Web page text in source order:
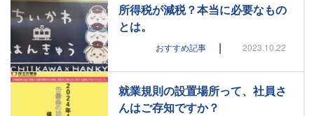
所得税が減税？本当に必要なもの
とは。
おすすめ記事 | 2023.10.22
就業規則の設置場所って、社員さ
んはご存知ですか？